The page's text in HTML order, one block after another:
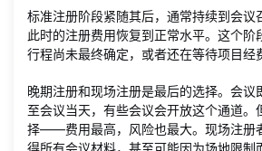
标准注册阶段紧随其后，通常持续到会议
此时的注册费用恢复到正常水平。这个阶
行程尚未最终确定，或者还在等待项目经
晚期注册和现场注册是最后的选择。会议
至会议当天，有些会议会开放这个通道。
择——费用最高，风险也最大。现场注册
得所有会议材料，甚至可能因为场地限制